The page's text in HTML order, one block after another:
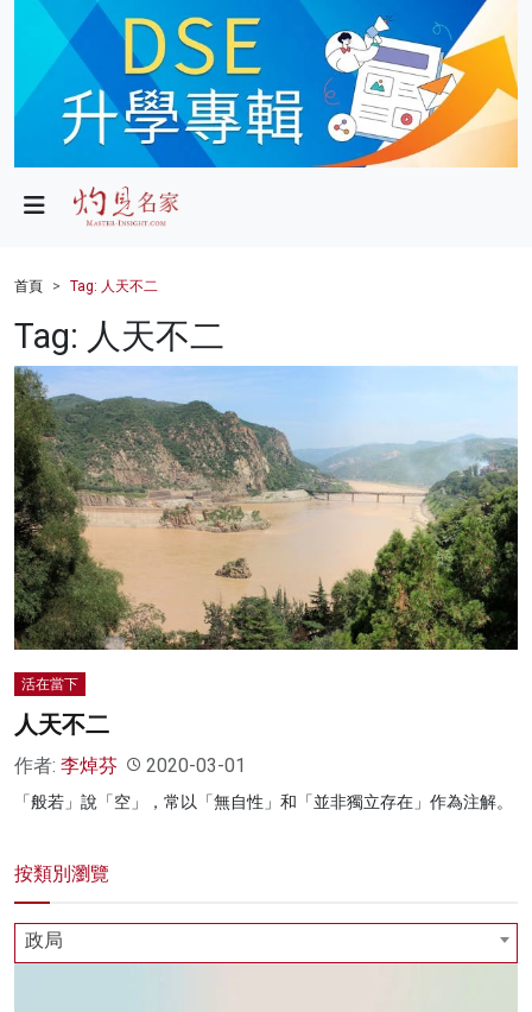
政局
財經
健康
商業
科技
影片
名家榜
灼見活動
首頁 Tag: 人天不二
Tag: 人天不二
活在當下
人天不二
作者: 李焯芬 2020-03-01
「般若」說「空」，常以「無自性」和「並非獨立存在」作為注解。
按類別瀏覽
政局